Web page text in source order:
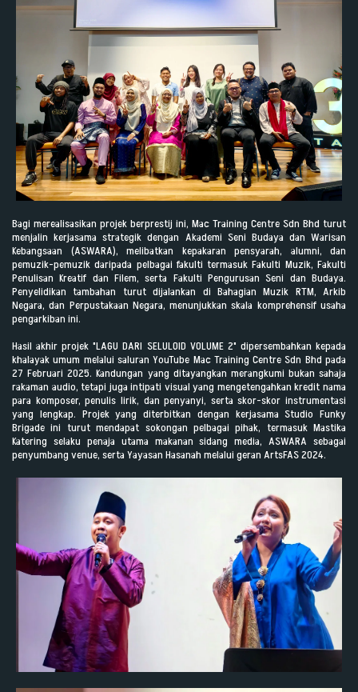
Bagi merealisasikan projek berprestij ini, Mac Training Centre Sdn Bhd turut
menjalin kerjasama strategik dengan Akademi Seni Budaya dan Warisan
Kebangsaan (ASWARA), melibatkan kepakaran pensyarah, alumni, dan
pemuzik-pemuzik daripada pelbagai fakulti termasuk Fakulti Muzik, Fakulti
Penulisan Kreatif dan Filem, serta Fakulti Pengurusan Seni dan Budaya.
Penyelidikan tambahan turut dijalankan di Bahagian Muzik RTM, Arkib
Negara, dan Perpustakaan Negara, menunjukkan skala komprehensif usaha
pengarkiban ini.
Hasil akhir projek "LAGU DARI SELULOID VOLUME 2" dipersembahkan kepada
khalayak umum melalui saluran YouTube Mac Training Centre Sdn Bhd pada
27 Februari 2025. Kandungan yang ditayangkan merangkumi bukan sahaja
rakaman audio, tetapi juga intipati visual yang mengetengahkan kredit nama
para komposer, penulis lirik, dan penyanyi, serta skor-skor instrumentasi
yang lengkap. Projek yang diterbitkan dengan kerjasama Studio Funky
Brigade ini turut mendapat sokongan pelbagai pihak, termasuk Mastika
Katering selaku penaja utama makanan sidang media, ASWARA sebagai
penyumbang venue, serta Yayasan Hasanah melalui geran ArtsFAS 2024.